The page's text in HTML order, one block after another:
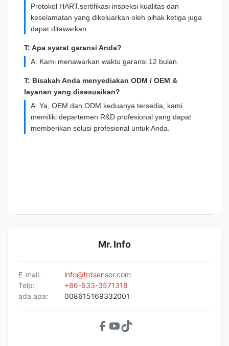
Protokol HART.sertifikasi inspeksi kualitas dan
keselamatan yang dikeluarkan oleh pihak ketiga juga
dapat ditawarkan.
T: Apa syarat garansi Anda?
A: Kami menawarkan waktu garansi 12 bulan.
T: Bisakah Anda menyediakan ODM / OEM &
layanan yang disesuaikan?
A: Ya, OEM dan ODM keduanya tersedia, kami
memiliki departemen R&D profesional yang dapat
memberikan solusi profesional untuk Anda.
Mr. Info
E-mail:
info@frdsensor.com
Telp:
+86-533-3571318
ada apa:
008615169332001